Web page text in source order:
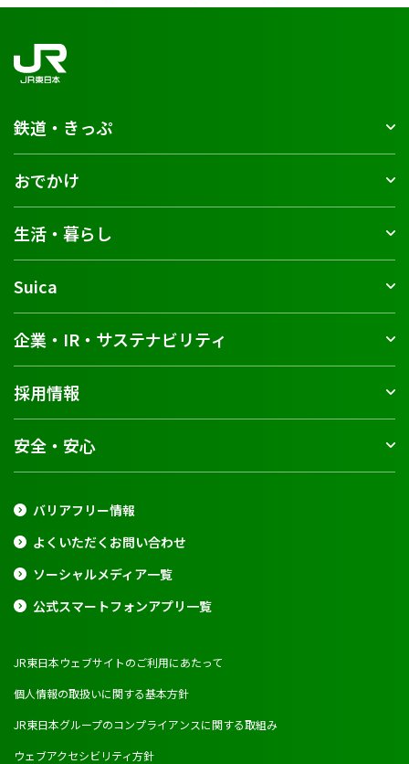
鉄道・きっぷ
おでかけ
生活・暮らし
Suica
企業・IR・サステナビリティ
採用情報
安全・安心
バリアフリー情報
よくいただくお問い合わせ
ソーシャルメディア一覧
公式スマートフォンアプリ一覧
JR東日本ウェブサイトのご利用にあたって
個人情報の取扱いに関する基本方針
JR東日本グループのコンプライアンスに関する取組み
ウェブアクセシビリティ方針